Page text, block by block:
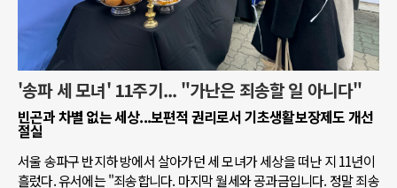
'송파 세 모녀' 11주기... "가난은 죄송할 일 아니다"
빈곤과 차별 없는 세상...보편적 권리로서 기초생활보장제도 개선
절실
서울 송파구 반지하 방에서 살아가던 세 모녀가 세상을 떠난 지 11년이
흘렀다. 유서에는 "죄송합니다. 마지막 월세와 공과금입니다. 정말 죄송